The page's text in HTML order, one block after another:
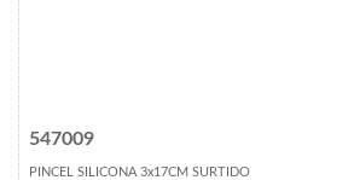
547009
PINCEL SILICONA 3x17CM SURTIDO